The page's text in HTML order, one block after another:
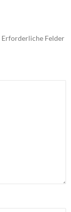
Erforderliche Felder